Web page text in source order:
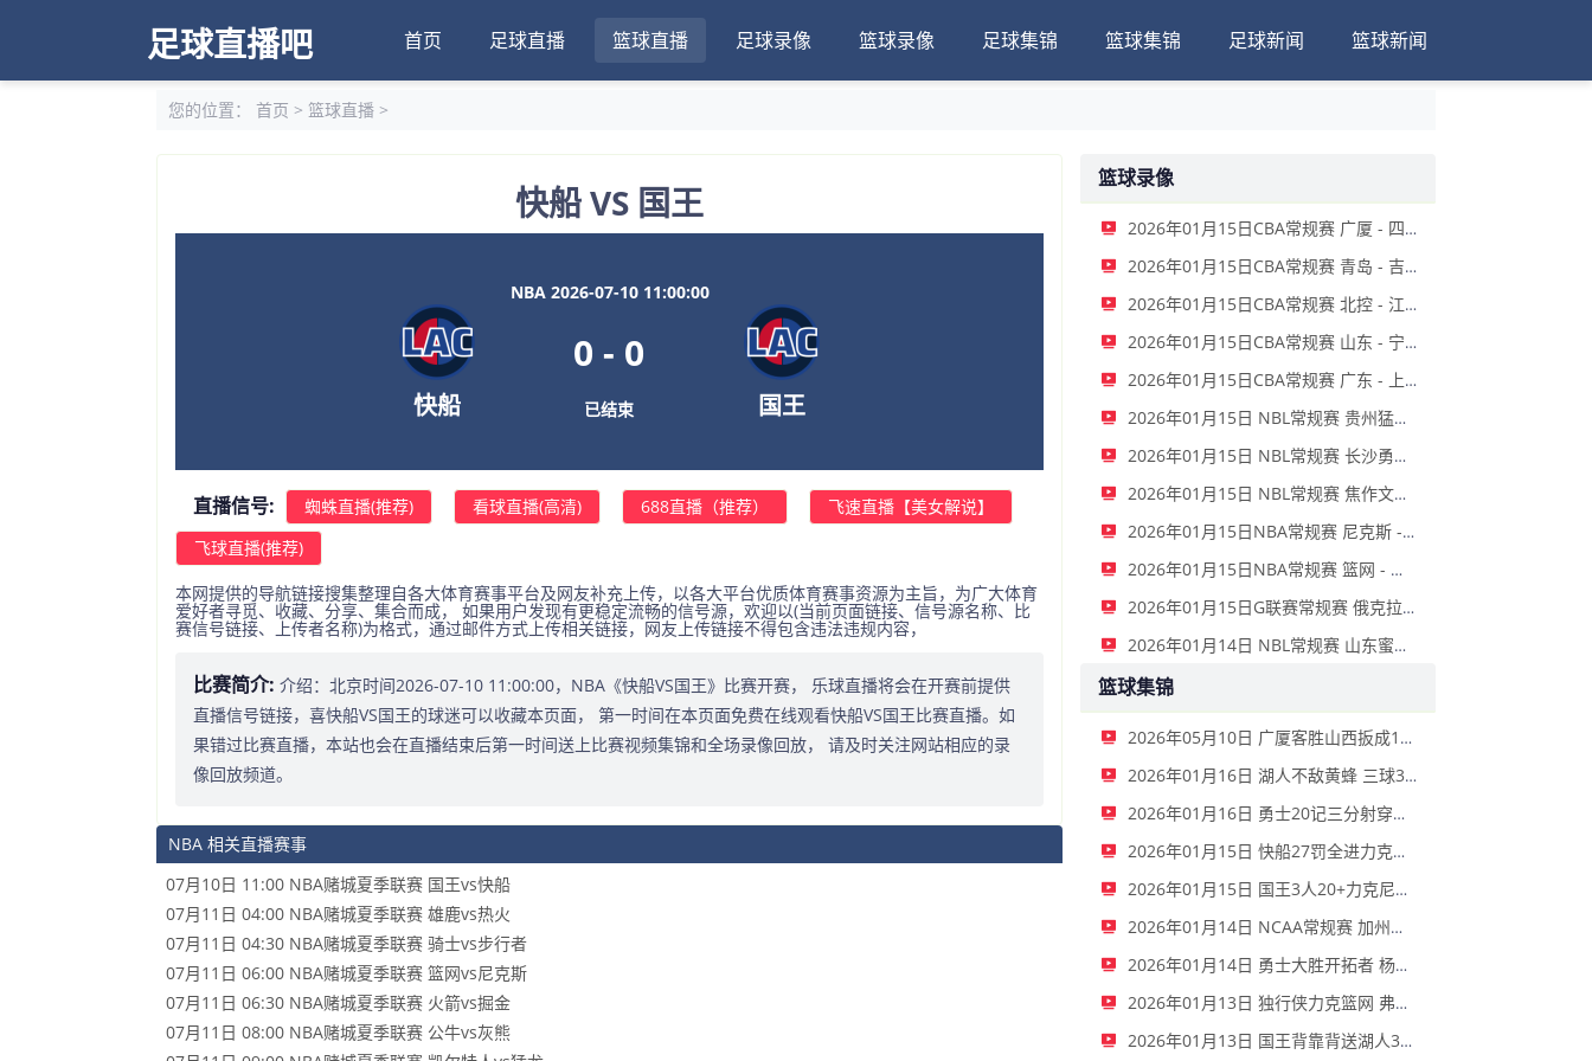
足球直播吧 首页 足球直播 篮球直播 足球录像 篮球录像 足球集锦 篮球集锦 足球新闻 篮球新闻
您的位置： 首页 > 篮球直播 >
快船 VS 国王
NBA 2026-07-10 11:00:00
快船
0 - 0
已结束 国王
直播信号: 蜘蛛直播(推荐) 看球直播(高清) 688直播（推荐）
飞速直播【美女解说】
飞球直播(推荐)
本网提供的导航链接搜集整理自各大体育赛事平台及网友补充上传，以各大平台优质体育赛事资源为主旨，为广大体育
爱好者寻觅、收藏、分享、集合而成， 如果用户发现有更稳定流畅的信号源，欢迎以(当前页面链接、信号源名称、比
赛信号链接、上传者名称)为格式，通过邮件方式上传相关链接，网友上传链接不得包含违法违规内容，
比赛简介: 介绍：北京时间2026-07-10 11:00:00，NBA《快船VS国王》比赛开赛， 乐球直播将会在开赛前提供
直播信号链接，喜快船VS国王的球迷可以收藏本页面， 第一时间在本页面免费在线观看快船VS国王比赛直播。如
果错过比赛直播，本站也会在直播结束后第一时间送上比赛视频集锦和全场录像回放， 请及时关注网站相应的录
像回放频道。
NBA 相关直播赛事
07月10日 11:00 NBA赌城夏季联赛 国王vs快船
07月11日 04:00 NBA赌城夏季联赛 雄鹿vs热火
07月11日 04:30 NBA赌城夏季联赛 骑士vs步行者
07月11日 06:00 NBA赌城夏季联赛 篮网vs尼克斯
07月11日 06:30 NBA赌城夏季联赛 火箭vs掘金
07月11日 08:00 NBA赌城夏季联赛 公牛vs灰熊
篮球录像
2026年01月15日CBA常规赛 广厦 - 四川 全场录像
2026年01月15日CBA常规赛 青岛 - 吉林 全场录像
2026年01月15日CBA常规赛 北控 - 江苏 全场录像
2026年01月15日CBA常规赛 山东 - 宁波 全场录像
2026年01月15日CBA常规赛 广东 - 上海 全场录像
2026年01月15日 NBL常规赛 贵州猛龙 VS 合肥狂风 全场录像
2026年01月15日 NBL常规赛 长沙勇胜 VS 安徽皖江龙 全场录像
2026年01月15日 NBL常规赛 焦作文旅 VS 香港金牛 全场录像
2026年01月15日NBA常规赛 尼克斯 - 国王 全场录像
2026年01月15日NBA常规赛 篮网 - 鹈鹕 全场录像
2026年01月15日G联赛常规赛 俄克拉荷马城蓝 - 撕裂之城混音 全场录像
2026年01月14日 NBL常规赛 山东蜜獾 VS 上海玄鸟 全场录像
篮球集锦
2026年05月10日 广厦客胜山西扳成1-1 胡金秋17+11 迪亚洛关键上篮不中
2026年01月16日 湖人不敌黄蜂 三球30+11&9记三分 东契奇39分 詹姆斯29+9+6
2026年01月16日 勇士20记三分射穿尼克斯！库里27+7 巴特勒32+8 穆迪三分9中7
2026年01月15日 快船27罚全进力克奇才迎来4连胜 哈登22+5+8 伦纳德33分4断
2026年01月15日 国王3人20+力克尼克斯 德罗赞里程碑 威少11助 布伦森伤退
2026年01月14日 NCAA常规赛 加州圣玛丽大学 82 - 68 旧金山大学 全场集锦
2026年01月14日 勇士大胜开拓者 杨瀚森3分2板 巴特勒16+6+5 库里9中2送11助
2026年01月13日 独行侠力克篮网 弗拉格27+5+5 克莱18分 小波特28+9
2026年01月13日 国王背靠背送湖人3连败 东契奇空砍42+7+8+4断 威少22+5+7